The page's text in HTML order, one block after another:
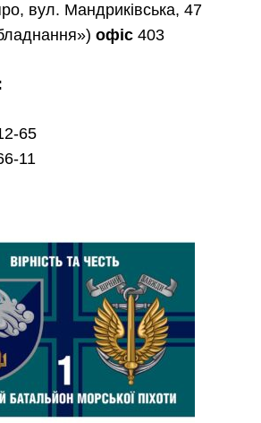
вул. Мандриківська, 47
офіс 403
65
11